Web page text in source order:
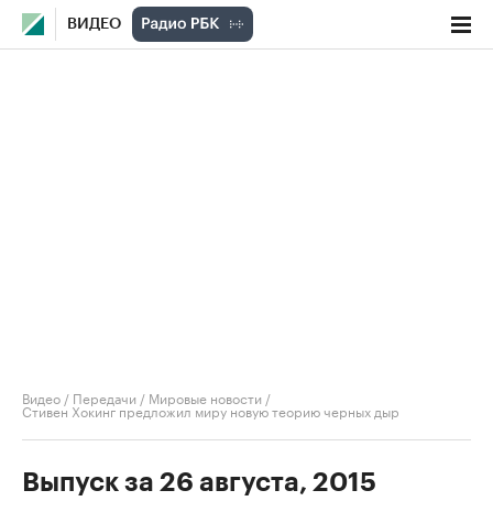
ВИДЕО
Видео / Передачи / Мировые новости /
Стивен Хокинг предложил миру новую теорию черных дыр
Выпуск за 26 августа, 2015